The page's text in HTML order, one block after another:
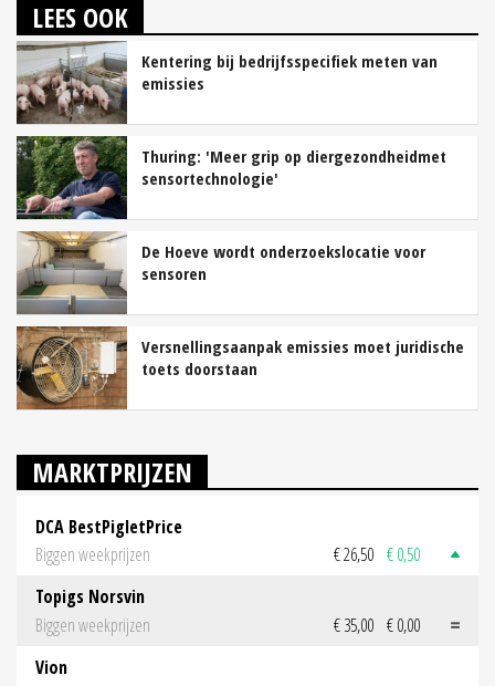
LEES OOK
Kentering bij bedrijfsspecifiek meten van
emissies
Thuring: 'Meer grip op diergezondheidmet
sensortechnologie'
De Hoeve wordt onderzoekslocatie voor
sensoren
Versnellingsaanpak emissies moet juridische
toets doorstaan
MARKTPRIJZEN
DCA BestPigletPrice
Biggen weekprijzen
€ 26,50 € 0,50
Topigs Norsvin
Biggen weekprijzen
€ 35,00 € 0,00
Vion